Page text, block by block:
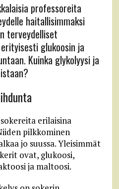
professoreita
haitallisimmaksi
terveydelliset
glukoosin ja
Kuinka glykolyysi ja
erilaisina
pilkkominen
jo suussa. Yleisimmät
ovat, glukoosi,
ja maltoosi.